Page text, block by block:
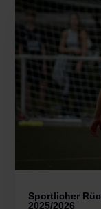
Sportlicher
2025/2026